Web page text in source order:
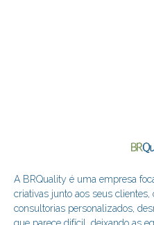
A BRQuality é uma empresa
criativas junto aos seus
consultorias personalizados,